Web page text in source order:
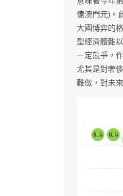
億澳門元)。
大國博弈的
型經濟體難
一定競爭。
尤其是對奢
難做，對未